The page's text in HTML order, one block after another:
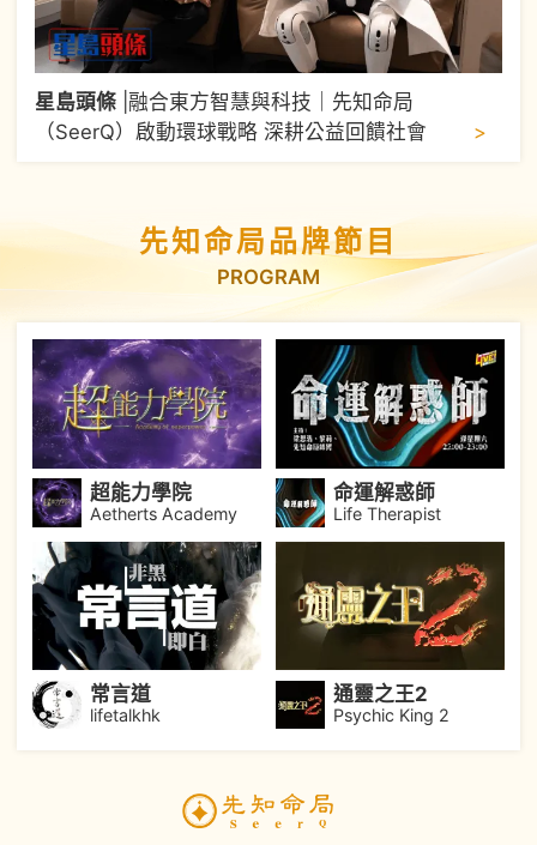
星島頭條| 融合東方智慧與科技｜先知命局
（SeerQ）啟動環球戰略 深耕公益回饋社會
>
先知命局品牌節目
PROGRAM
超能力學院
Aetherts Academy
命運解惑師
Life Therapist
常言道
lifetalkhk
通靈之王2
Psychic King 2